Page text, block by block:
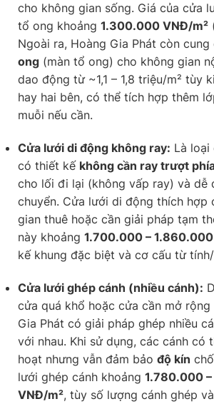
cho không gian sống. Giá của cửa
tổ ong khoảng 1.300.000 VNĐ/m²
Ngoài ra, Hoàng Gia Phát còn cung
ong (màn tổ ong) cho không gian
dao động từ ~1,1 – 1,8 triệu/m² tùy
hay hai bên, có thể tích hợp thêm
muỗi nếu cần.
Cửa lưới di động không ray: Là
có thiết kế không cần ray trượt
cho lối đi lại (không vấp ray) và dễ
chuyển. Cửa lưới di động thích hợp
gian thuê hoặc cần giải pháp tạm
này khoảng 1.700.000 –
kế khung đặc biệt và cơ cấu từ
Cửa lưới ghép cánh (nhiều cánh):
cửa quá khổ hoặc cửa cần mở
Gia Phát có giải pháp ghép nhiều
với nhau. Khi sử dụng, các cánh có
hoạt nhưng vẫn đảm bảo độ kín
lưới ghép cánh khoảng 1.780.000
VNĐ/m², tùy số lượng cánh ghép